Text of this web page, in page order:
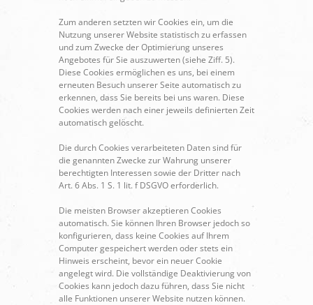
Zum anderen setzten wir Cookies ein, um die
Nutzung unserer Website statistisch zu erfassen
und zum Zwecke der Optimierung unseres
Angebotes für Sie auszuwerten (siehe Ziff. 5).
Diese Cookies ermöglichen es uns, bei einem
erneuten Besuch unserer Seite automatisch zu
erkennen, dass Sie bereits bei uns waren. Diese
Cookies werden nach einer jeweils definierten Zeit
automatisch gelöscht.
Die durch Cookies verarbeiteten Daten sind für
die genannten Zwecke zur Wahrung unserer
berechtigten Interessen sowie der Dritter nach
Art. 6 Abs. 1 S. 1 lit. f DSGVO erforderlich.
Die meisten Browser akzeptieren Cookies
automatisch. Sie können Ihren Browser jedoch so
konfigurieren, dass keine Cookies auf Ihrem
Computer gespeichert werden oder stets ein
Hinweis erscheint, bevor ein neuer Cookie
angelegt wird. Die vollständige Deaktivierung von
Cookies kann jedoch dazu führen, dass Sie nicht
alle Funktionen unserer Website nutzen können.